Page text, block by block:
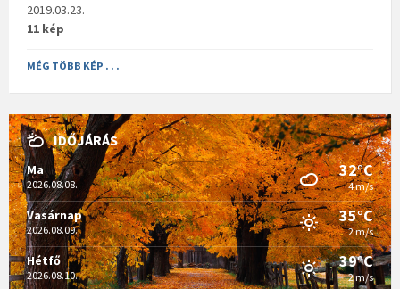
2019.03.23.
11 kép
MÉG TÖBB KÉP . . .
IDŐJÁRÁS
Ma
2026.08.08.
32°C
4 m/s
Vasárnap
2026.08.09.
35°C
2 m/s
Hétfő
2026.08.10.
39°C
2 m/s